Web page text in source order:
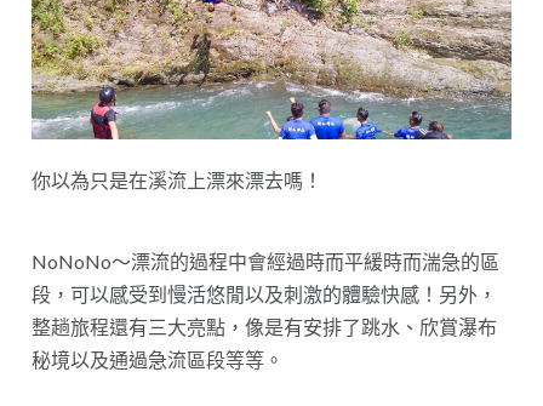
你以為只是在溪流上漂來漂去嗎！
NoNoNo～漂流的過程中會經過時而平緩時而湍急的區
段，可以感受到慢活悠閒以及刺激的體驗快感！另外，
整趟旅程還有三大亮點，像是有安排了跳水、欣賞瀑布
秘境以及通過急流區段等等。